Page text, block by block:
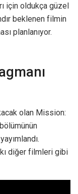
için oldukça güzel
beklenen filmin
planlanıyor.
olan Mission:
diğer filmleri gibi